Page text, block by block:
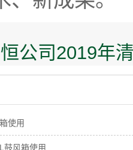
公司2019年
使用
鼓风箱使用